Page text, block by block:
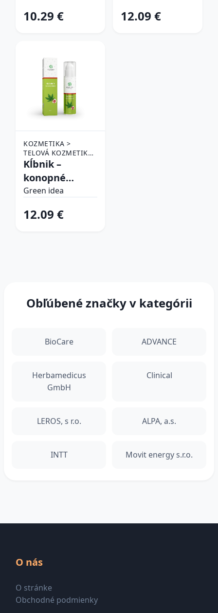
10.29 € 12.09 €
KOZMETIKA >
TELOVÁ KOZMETIKA
> CBD PRODUKTY
Kĺbnik –
konopné
mlieko 200 ml –
Green idea
12.09 €
Obľúbené značky v kategórii
BioCare ADVANCE
Herbamedicus
GmbH
Clinical
LEROS, s r.o. ALPA, a.s.
INTT Movit energy s.r.o.
O nás
O stránke
Obchodné podmienky